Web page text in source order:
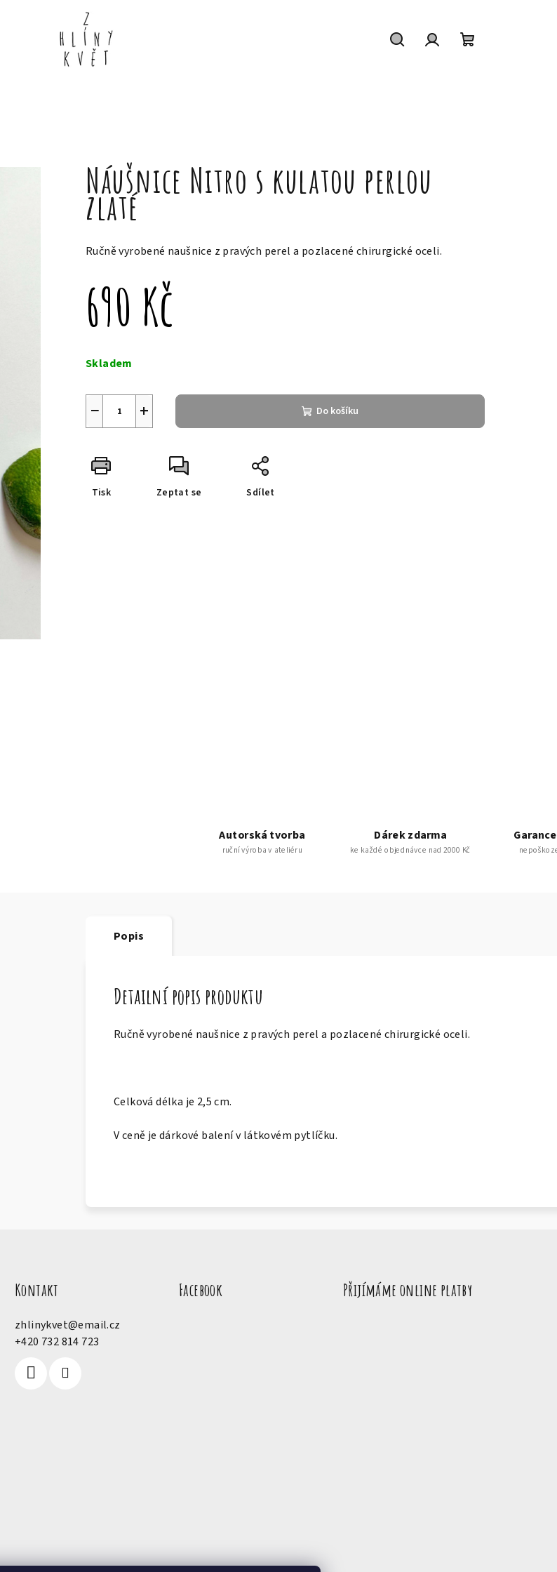
Náušnice Nitro s kulatou perlou
zlaté
Ručně vyrobené naušnice z pravých perel a pozlacené chirurgické oceli.
690 Kč
cena:
Skladem
+
− Do košíku
Tisk Zeptat se Sdílet
Autorská tvorba
ruční výroba v ateliéru
Dárek zdarma
ke každé objednávce nad 2000 Kč
Popis
Detailní popis produktu
Ručně vyrobené naušnice z pravých perel a pozlacené chirurgické oceli.
Celková délka je 2,5 cm.
V ceně je dárkové balení v látkovém pytlíčku.
Kontakt
zhlinykvet@email.cz
+420 732 814 723
Facebook Přijímáme online platby